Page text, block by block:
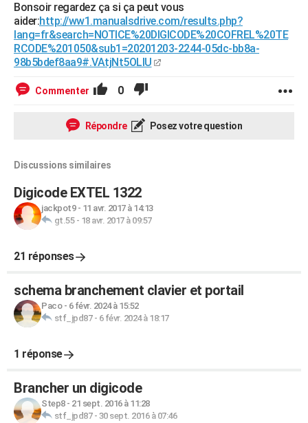
Dictionnaire
Biographies
Citations
Expressions
Proverbes
PROGRAMME TV
COPAINS D'AVANT
S'inscrire
Se connecter
Lycées
Collèges
Primaires
Universités
Entreprises
Service militaire
Avis de recherche
AVIS DE DÉCÈS
FORUM
Bonsoir regardez ça si ça peut vous
aider:http://ww1.manualsdrive.com/results.php?
lang=fr&search=NOTICE%20DIGICODE%20COFREL%20TE
RCODE%201050&sub1=20201203-2244-05dc-bb8a-
98b5bdef8aa9#.VAtjNt5OLIU
Commenter 0
Répondre Posez votre question
Discussions similaires
Digicode EXTEL 1322
jackpot9- 11 avr. 2017 à 14:13
gt.55- 18 avr. 2017 à 09:57
21 réponses
schema branchement clavier et portail
Paco- 6 févr. 2024 à 15:52
stf_jpd87- 6 févr. 2024 à 18:17
1 réponse
Brancher un digicode
Step8- 21 sept. 2016 à 11:28
stf_jpd87- 30 sept. 2016 à 07:46